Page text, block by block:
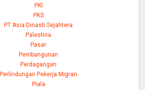
PKI
PKS
PT Asia Dinasti Sejahtera
Palestina
Pasar
Pembangunan
Perdagangan
Perlindungan Pekerja Migran
Piala